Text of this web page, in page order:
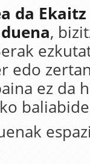
da
,
edo
ez da